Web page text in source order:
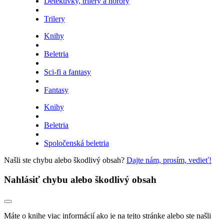
Trilery
Knihy
Beletria
Sci-fi a fantasy
Fantasy
Knihy
Beletria
Spoločenská beletria
Našli ste chybu alebo škodlivý obsah? Dajte nám, prosím, vedieť!
Nahlásiť chybu alebo škodlivý obsah
Máte o knihe viac informácií ako je na tejto stránke alebo ste našli